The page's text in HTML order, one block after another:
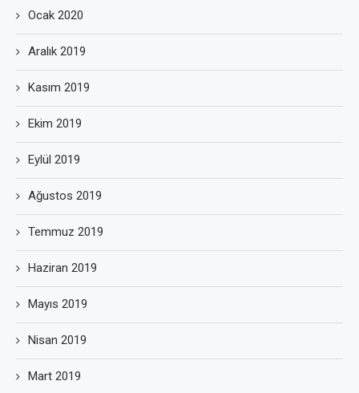
Ocak 2020
Aralık 2019
Kasım 2019
Ekim 2019
Eylül 2019
Ağustos 2019
Temmuz 2019
Haziran 2019
Mayıs 2019
Nisan 2019
Mart 2019